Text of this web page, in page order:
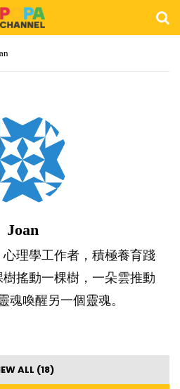
Joan
理學工作者，積極養育踐
搖動一棵樹，一朵雲推動
魂喚醒另一個靈魂。
ALL (18)